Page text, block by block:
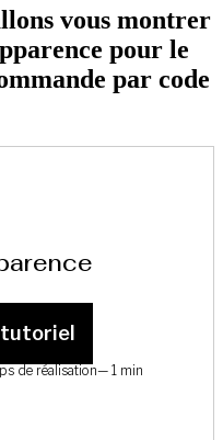
vous montrer
pour le
par code